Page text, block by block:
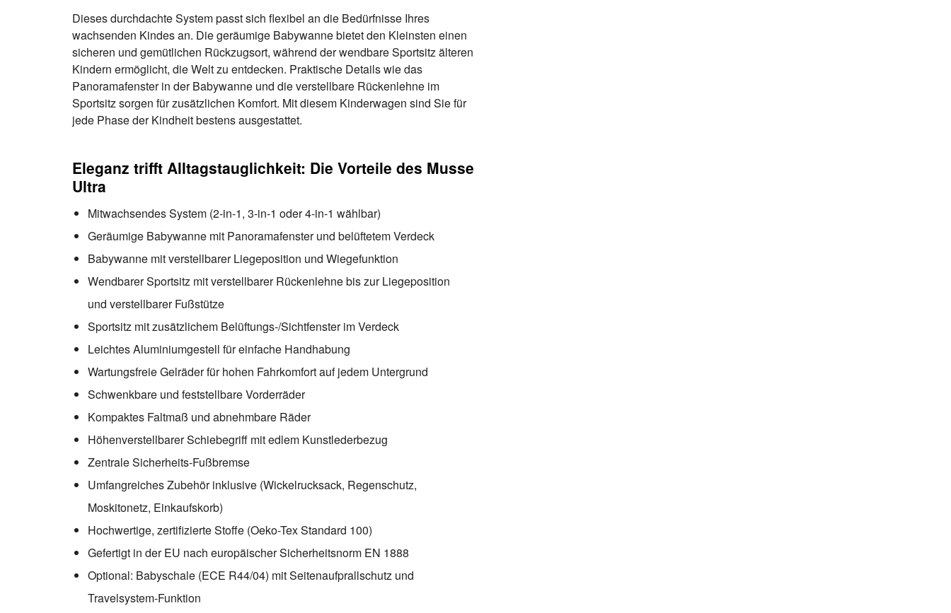
Dieses durchdachte System passt sich flexibel an die Bedürfnisse Ihres
wachsenden Kindes an. Die geräumige Babywanne bietet den Kleinsten einen
sicheren und gemütlichen Rückzugsort, während der wendbare Sportsitz älteren
Kindern ermöglicht, die Welt zu entdecken. Praktische Details wie das
Panoramafenster in der Babywanne und die verstellbare Rückenlehne im
Sportsitz sorgen für zusätzlichen Komfort. Mit diesem Kinderwagen sind Sie für
jede Phase der Kindheit bestens ausgestattet.
Eleganz trifft Alltagstauglichkeit: Die Vorteile des Musse
Ultra
Mitwachsendes System (2-in-1, 3-in-1 oder 4-in-1 wählbar)
Geräumige Babywanne mit Panoramafenster und belüftetem Verdeck
Babywanne mit verstellbarer Liegeposition und Wiegefunktion
Wendbarer Sportsitz mit verstellbarer Rückenlehne bis zur Liegeposition
und verstellbarer Fußstütze
Sportsitz mit zusätzlichem Belüftungs-/Sichtfenster im Verdeck
Leichtes Aluminiumgestell für einfache Handhabung
Wartungsfreie Gelräder für hohen Fahrkomfort auf jedem Untergrund
Schwenkbare und feststellbare Vorderräder
Kompaktes Faltmaß und abnehmbare Räder
Höhenverstellbarer Schiebegriff mit edlem Kunstlederbezug
Zentrale Sicherheits-Fußbremse
Umfangreiches Zubehör inklusive (Wickelrucksack, Regenschutz,
Moskitonetz, Einkaufskorb)
Hochwertige, zertifizierte Stoffe (Oeko-Tex Standard 100)
Gefertigt in der EU nach europäischer Sicherheitsnorm EN 1888
Optional: Babyschale (ECE R44/04) mit Seitenaufprallschutz und
Travelsystem-Funktion